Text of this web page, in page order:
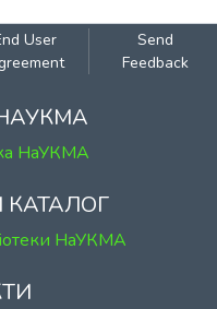
User
Send
Feedback
НаУКМА
НаУКМА